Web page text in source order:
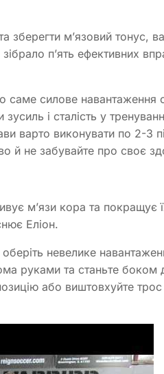
зберегти м’язовий тонус,
п’ять ефективних
силове навантаження
і сталість у
варто виконувати по 2-3
й не забувайте про своє
м’язи кора та покращує
Еліон.
оберіть невелике
руками та станьте боком
або виштовхуйте